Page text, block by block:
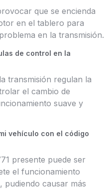
que se encienda
en el tablero para
en la transmisión.
de control en la
transmisión regulan la
el cambio de
suave y
vehículo con el código
presente puede ser
el funcionamiento
pudiendo causar más